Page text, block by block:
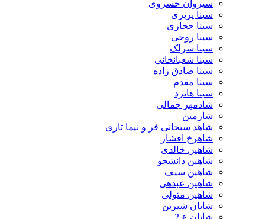
سیروان خسروی
سینا پرپری
سینا حجازی
سینا روحی
سینا سرلک
سینا شعبانخانی
سینا صادق زاده
سینا مقدم
سینا هاترد
شادمهر جمالی
شارمین
شاهد سبحانی فر و نیما تاری
شاهرخ افشار
شاهین خالدی
شاهین دانشجو
شاهین سیف
شاهین عبدهی
شاهین متولی
شایان شیرین